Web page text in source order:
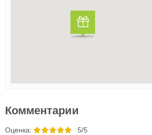
Комментарии
Oценка: 5/5